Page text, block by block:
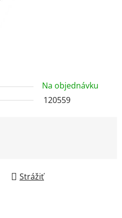
Na objednávku
120559
Strážiť